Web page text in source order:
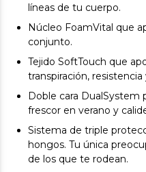
líneas de tu cuerpo.
Núcleo FoamVital que
conjunto.
Tejido SoftTouch que
transpiración,
Doble cara DualSystem
frescor en verano y
Sistema de triple
hongos. Tu única
de los que te rodean.